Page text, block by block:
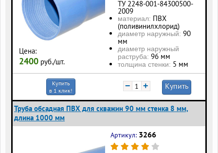
Цена:
2400 руб./шт.
ТУ 2248-001-84300500-
2009
материал: ПВХ
(поливинилхлорид)
диаметр наружный: 90
мм
диаметр наружный
раструба: 96 мм
толщина стенки: 5 мм
Купить
в 1 клик!
− + Купить
Труба обсадная ПВХ для скважин 90 мм стенка 8 мм,
длина 1000 мм
Артикул: 3266